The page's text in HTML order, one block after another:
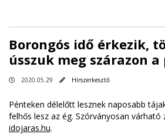
Borongós idő érkezik,
ússzuk meg szárazon
2020.05.29 Hírszerkesztő
Pénteken délelőtt lesznek naposabb
felhős lesz az ég. Szórványosan várható
idojaras.hu.